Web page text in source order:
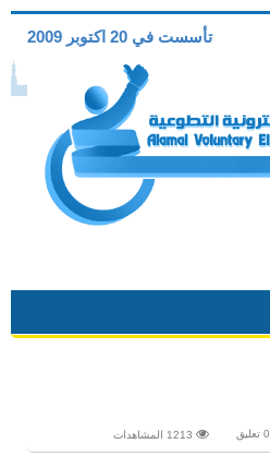
تأسست في 20 اكتوبر 2009
0 تعليق